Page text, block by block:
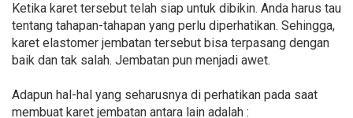
Ketika karet tersebut telah siap untuk dibikin. Anda harus tau
tentang tahapan-tahapan yang perlu diperhatikan. Sehingga,
karet elastomer jembatan tersebut bisa terpasang dengan
baik dan tak salah. Jembatan pun menjadi awet.
Adapun hal-hal yang seharusnya di perhatikan pada saat
membuat karet jembatan antara lain adalah :